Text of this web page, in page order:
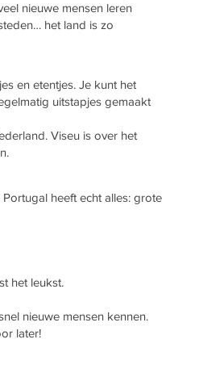
nieuwe mensen leren
het land is zo
en etentjes. Je kunt het
uitstapjes gemaakt
Viseu is over het
heeft echt alles: grote
het leukst.
nieuwe mensen kennen.
later!